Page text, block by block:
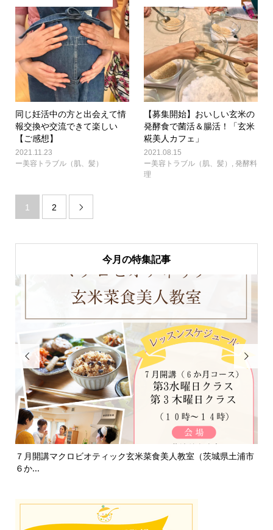
同じ妊活中の方と出会えて情
報交換や交流できて楽しい
【ご感想】
2021.11.23
ー美容トラブル（肌、髪）
【募集開始】おいしい玄米の
発酵食で菌活＆腸活！「玄米
糀美人カフェ」
2021.08.15
ー美容トラブル（肌、髪） ,発酵料
理
1 2 
今月の特集記事

土浦市 淡路島「自凝雫塩」製塩所見学レポ｜塩はいのちのミネラル
